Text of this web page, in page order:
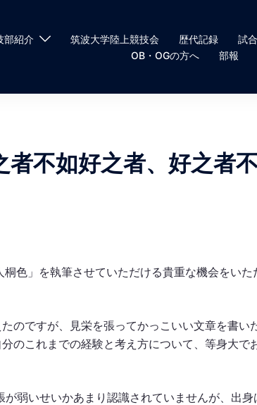
部紹介 筑波大学陸上競技会 歴代記録
試
OB・OGの方へ
部報
者不如好之者、好之者
色」を執筆させていただける貴重な機会をいた
のですが、見栄を張ってかっこいい文章を書い
のこれまでの経験と考え方について、等身大で
弱いせいかあまり認識されていませんが、出身